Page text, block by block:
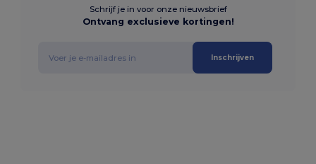
Schrijf je in voor onze nieuwsbrief
Ontvang exclusieve kortingen!
Inschrijven